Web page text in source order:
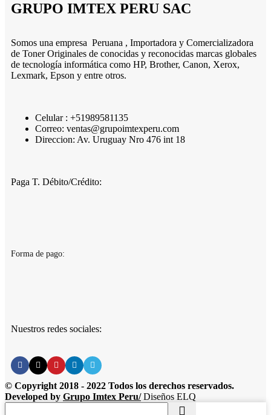
GRUPO IMTEX PERU SAC
Somos una empresa Peruana , Importadora y Comercializadora
de Toner Originales de conocidas y reconocidas marcas globales
de tecnología informática como HP, Brother, Canon, Xerox,
Lexmark, Epson y entre otros.
Celular : +51989581135
Correo: ventas@grupoimtexperu.com
Direccion: Av. Uruguay Nro 476 int 18
Paga T. Débito/Crédito:
Forma de pago:
Nuestros redes sociales:
© Copyright 2018 - 2022 Todos los derechos reservados.
Developed by Grupo Imtex Peru/ Diseños ELQ